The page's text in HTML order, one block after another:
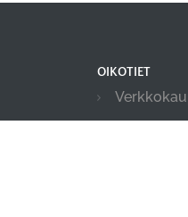
OIKOTIET